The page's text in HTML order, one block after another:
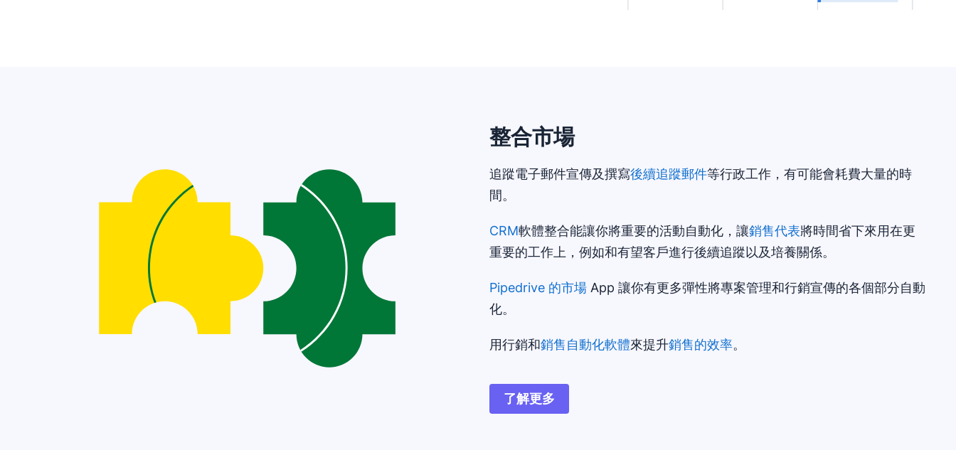
整合市場
追蹤電子郵件宣傳及撰寫後續追蹤郵件等行政工作，有可能會耗費大量的時
間。
CRM軟體整合能讓你將重要的活動自動化，讓銷售代表將時間省下來用在更
重要的工作上，例如和有望客戶進行後續追蹤以及培養關係。
Pipedrive 的市場 App 讓你有更多彈性將專案管理和行銷宣傳的各個部分自動
化。
用行銷和銷售自動化軟體來提升銷售的效率。
了解更多